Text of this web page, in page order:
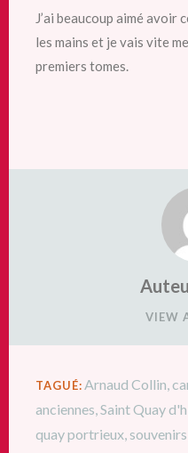
J’ai beaucoup aimé avoir
les mains et je vais vite
premiers tomes.
VIEW
TAGUÉ: Arnaud Collin,
anciennes,Saint Quay
quay portrieux, souvenirs